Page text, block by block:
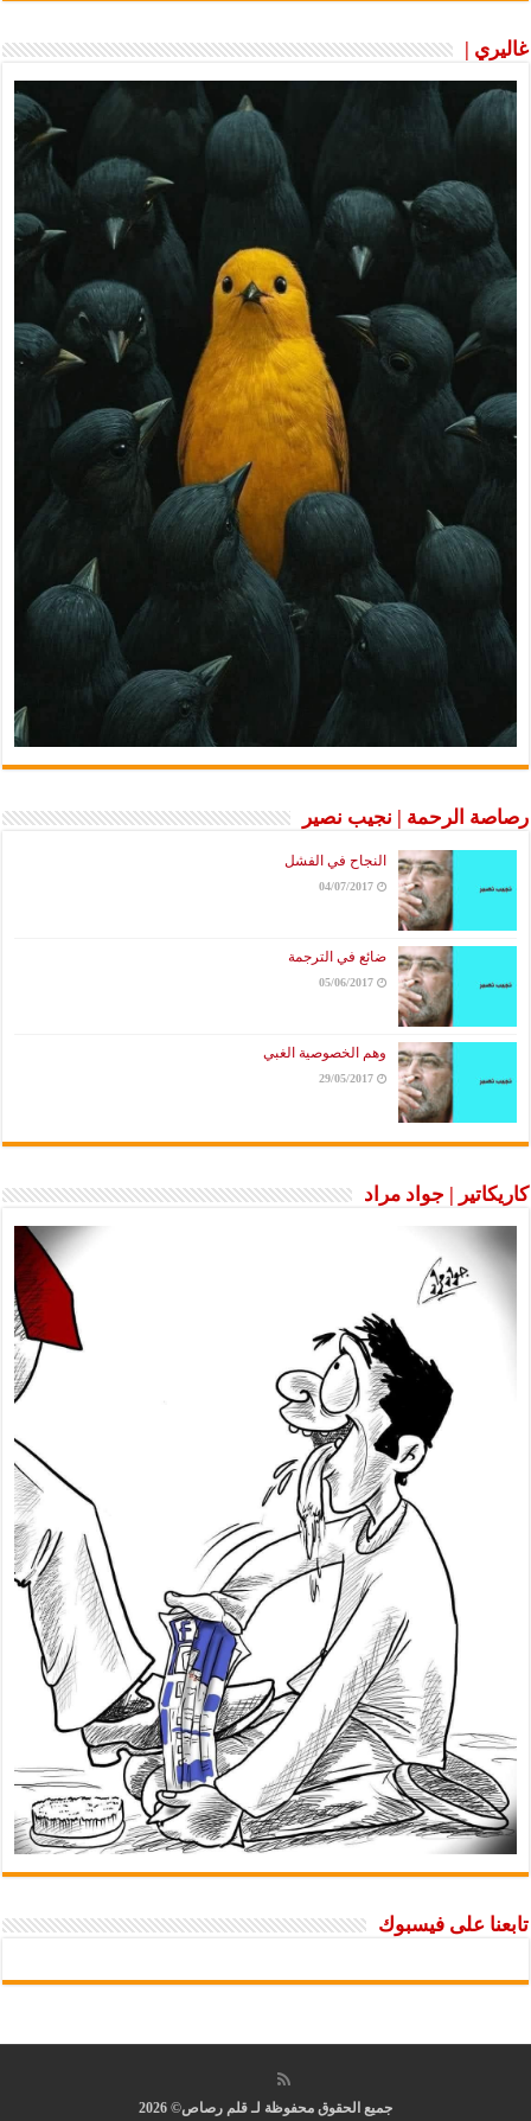
غاليري |
رصاصة الرحمة | نجيب نصير
النجاح في الفشل
04/07/2017
ضائع في الترجمة
05/06/2017
وهم الخصوصية الغبي
29/05/2017
كاريكاتير | جواد مراد
تابعنا على فيسبوك
جميع الحقوق محفوظة لـ قلم رصاص© 2026